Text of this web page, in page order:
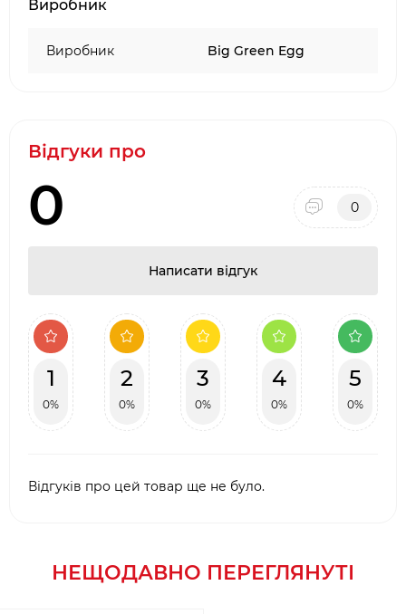
·
Два фірмових салони барбекю в місті Києві:
Виробник
Виробник Big Green Egg
Відгуки про
0 0
Написати відгук
1
0%
2
0%
3
0%
4
0%
5
0%
Відгуків про цей товар ще не було.
НЕЩОДАВНО ПЕРЕГЛЯНУТІ